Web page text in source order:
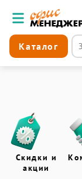
Каталог
Скидки и
акции